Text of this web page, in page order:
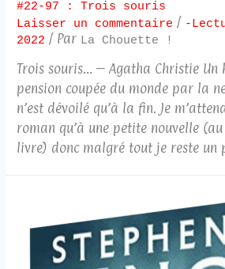
#22-97 : Trois souris
Laisser un commentaire / -
2022 / Par La Chouette !
Trois souris… – Agatha Christie Un
pension coupée du monde par la
n’est dévoilé qu’à la fin. Je
roman qu’à une petite nouvelle
livre) donc malgré tout je reste un